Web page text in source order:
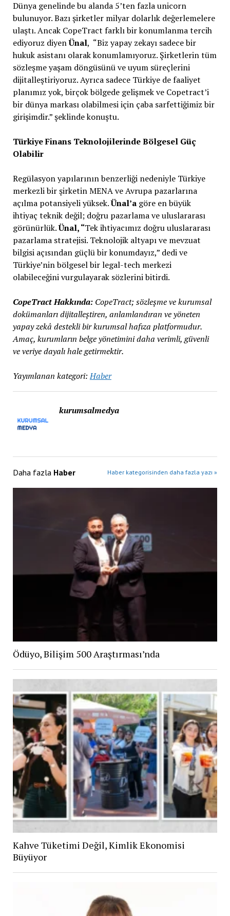
Dünya genelinde bu alanda 5’ten fazla unicorn
bulunuyor. Bazı şirketler milyar dolarlık değerlemelere
ulaştı. Ancak CopeTract farklı bir konumlanma tercih
ediyoruz diyenÜnal, “Biz yapay zekayı sadece bir
hukuk asistanı olarak konumlamıyoruz. Şirketlerin tüm
sözleşme yaşam döngüsünü ve uyum süreçlerini
dijitalleştiriyoruz. Ayrıca sadece Türkiye de faaliyet
planımız yok, birçok bölgede gelişmek ve Copetract’i
bir dünya markası olabilmesi için çaba sarfettiğimiz bir
girişimdir.” şeklinde konuştu.
Türkiye Finans Teknolojilerinde Bölgesel Güç
Olabilir
Regülasyon yapılarının benzerliği nedeniyle Türkiye
merkezli bir şirketin MENA ve Avrupa pazarlarına
açılma potansiyeli yüksek.Ünal’agöre en büyük
ihtiyaç teknik değil; doğru pazarlama ve uluslararası
görünürlük.Ünal, “Tek ihtiyacımız doğru uluslararası
pazarlama stratejisi. Teknolojik altyapı ve mevzuat
bilgisi açısından güçlü bir konumdayız,” dedi ve
Türkiye’nin bölgesel bir legal-tech merkezi
olabileceğini vurgulayarak sözlerini bitirdi.
CopeTract Hakkında:CopeTract; sözleşme ve kurumsal
dokümanları dijitalleştiren, anlamlandıran ve yöneten
yapay zekâ destekli bir kurumsal hafıza platformudur.
Amaç, kurumların belge yönetimini daha verimli, güvenli
ve veriye dayalı hale getirmektir.
Yayımlanan kategori: Haber
kurumsalmedya
Daha fazla Haber Haber kategorisinden daha fazla yazı »
Ödüyo, Bilişim 500 Araştırması’nda
Kahve Tüketimi Değil, Kimlik Ekonomisi
Büyüyor